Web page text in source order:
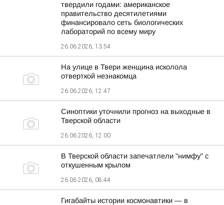
твердили годами: американское
правительство десятилетиями
финансировало сеть биологических
лабораторий по всему миру
26.06.2026, 13:54
На улице в Твери женщина исколола
отверткой незнакомца
26.06.2026, 12:47
Синоптики уточнили прогноз на выходные в
Тверской области
26.06.2026, 12:00
В Тверской области запечатлели "нимфу" с
откушенным крылом
26.06.2026, 08:44
Гигабайты истории космонавтики — в